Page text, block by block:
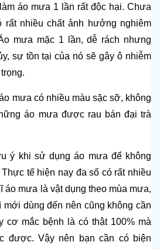
áo mưa 1 lần rất độc hại. Chưa
rất nhiều chất ảnh hưởng nghiêm
mưa mặc 1 lần, dễ rách nhưng
sự tồn tại của nó sẽ gây ô nhiễm
mưa có nhiều màu sặc sỡ, không
áo mưa được rau bán đại trà
ý khi sử dụng áo mưa để không
tế hiện nay đa số có rất nhiều
áo mưa là vật dụng theo mùa mưa,
dùng đến nên cũng không cần
cơ mắc bệnh là có thật 100% mà
được. Vậy nên bạn cần có biện